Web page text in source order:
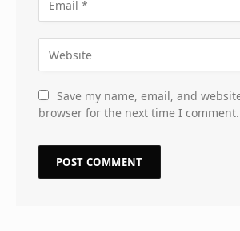
Save my name, email, and
browser for the next time I comment.